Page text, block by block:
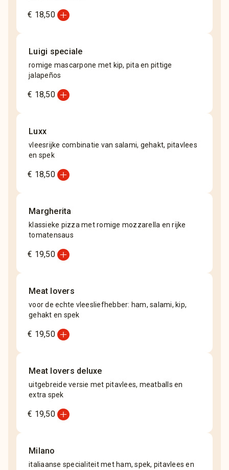
€ 18,50add_circle
Luigi speciale
romige mascarpone met kip, pita en pittige
jalapeños
€ 18,50add_circle
Luxx
vleesrijke combinatie van salami, gehakt, pitavlees
en spek
€ 18,50add_circle
Margherita
klassieke pizza met romige mozzarella en rijke
tomatensaus
€ 19,50add_circle
Meat lovers
voor de echte vleesliefhebber: ham, salami, kip,
gehakt en spek
€ 19,50add_circle
Meat lovers deluxe
uitgebreide versie met pitavlees, meatballs en
extra spek
€ 19,50add_circle
Milano
italiaanse specialiteit met ham, spek, pitavlees en